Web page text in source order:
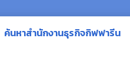
ค้นหาสำนักงานธุรกิจกิฟฟารีน